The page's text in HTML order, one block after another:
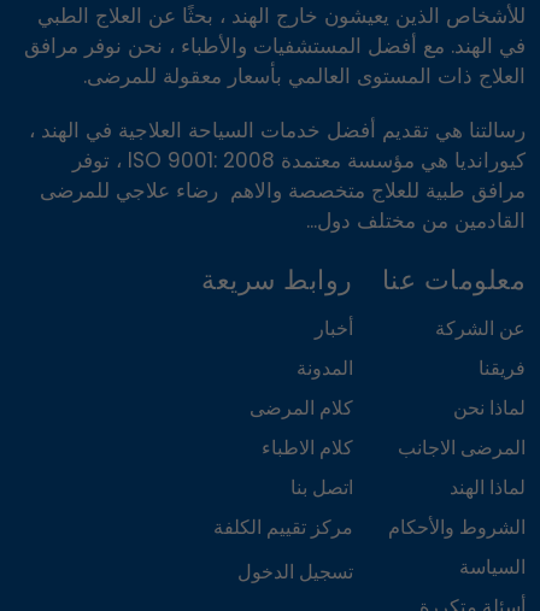
للأشخاص الذين يعيشون خارج الهند ، بحثًا عن العلاج الطبي
في الهند. مع أفضل المستشفيات والأطباء ، نحن نوفر مرافق
العلاج ذات المستوى العالمي بأسعار معقولة للمرضى.
رسالتنا هي تقديم أفضل خدمات السياحة العلاجية في الهند ،
كيورانديا هي مؤسسة معتمدة ISO 9001: 2008 ، توفر
مرافق طبية للعلاج متخصصة والاهم رضاء علاجي للمرضى
القادمين من مختلف دول...
معلومات عنا
عن الشركة
فريقنا
لماذا نحن
المرضى الاجانب
لماذا الهند
الشروط والأحكام
السياسة
روابط سريعة
أخبار
المدونة
كلام المرضى
كلام الاطباء
اتصل بنا
مركز تقييم الكلفة
تسجيل الدخول